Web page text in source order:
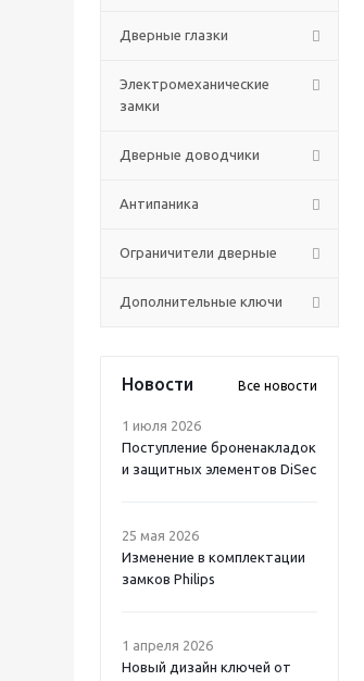
Дверные глазки
Электромеханические
замки
Дверные доводчики
Антипаника
Ограничители дверные
Дополнительные ключи
Новости Все новости
1 июля 2026
Поступление броненакладок
и защитных элементов DiSec
25 мая 2026
Изменение в комплектации
замков Philips
1 апреля 2026
Новый дизайн ключей от